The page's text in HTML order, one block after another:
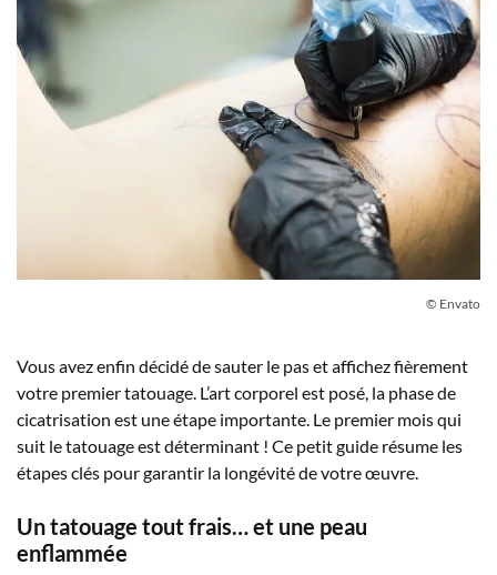
© Envato
Vous avez enfin décidé de sauter le pas et affichez fièrement
votre premier tatouage. L’art corporel est posé, la phase de
cicatrisation est une étape importante. Le premier mois qui
suit le tatouage est déterminant ! Ce petit guide résume les
étapes clés pour garantir la longévité de votre œuvre.
Un tatouage tout frais… et une peau
enflammée